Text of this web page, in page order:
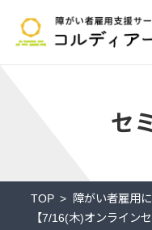
セ
TOP
障がい者雇用
【7/16(木)オンラインセ